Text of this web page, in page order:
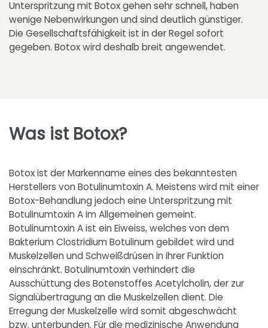
Unterspritzung mit Botox gehen sehr schnell, haben
wenige Nebenwirkungen und sind deutlich günstiger.
Die Gesellschaftsfähigkeit ist in der Regel sofort
gegeben. Botox wird deshalb breit angewendet.
Was ist Botox?
Botox ist der Markenname eines des bekanntesten
Herstellers von Botulinumtoxin A. Meistens wird mit einer
Botox-Behandlung jedoch eine Unterspritzung mit
Botulinumtoxin A im Allgemeinen gemeint.
Botulinumtoxin A ist ein Eiweiss, welches von dem
Bakterium Clostridium Botulinum gebildet wird und
Muskelzellen und Schweißdrüsen in ihrer Funktion
einschränkt. Botulinumtoxin verhindert die
Ausschüttung des Botenstoffes Acetylcholin, der zur
Signalübertragung an die Muskelzellen dient. Die
Erregung der Muskelzelle wird somit abgeschwächt
bzw. unterbunden. Für die medizinische Anwendung